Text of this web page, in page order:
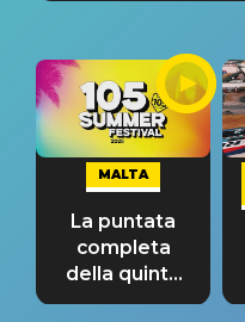
MALTA
La puntata
completa
della quinta
tappa